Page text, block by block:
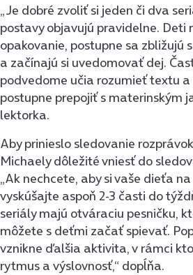
„Je dobré zvoliť si jeden či dva
postavy objavujú pravidelne. Deti
opakovanie, postupne sa zbližujú
a začínajú si uvedomovať dej.
podvedome učia rozumieť textu a
postupne prepojiť s materinským
lektorka.
Aby prinieslo sledovanie
Michaely dôležité vniesť do
„Ak nechcete, aby si vaše dieťa
vyskúšajte aspoň 2-3 časti do
seriály majú otváraciu pesničku,
môžete s deťmi začať spievať.
vznikne ďalšia aktivita, v rámci
rytmus a výslovnosť,“ dopĺňa.